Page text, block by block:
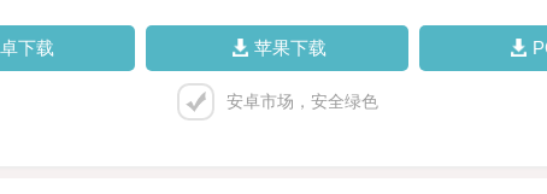
下载 苹果下载
安卓市场，安全绿色